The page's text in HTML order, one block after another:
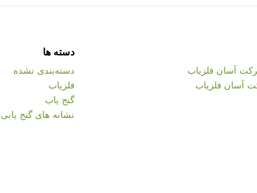
آسان فلزیاب
آسان فلزیاب
دسته ها
دسته‌بندی نشده
فلزیاب
گنج یاب
نشانه های گنج یابی